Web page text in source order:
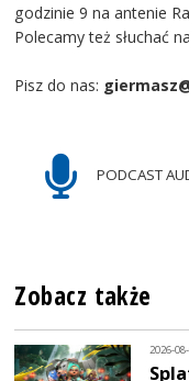
godzinie 9 na antenie
Polecamy też słuchać
Pisz do nas:
PODCAST
Zobacz także
2026-